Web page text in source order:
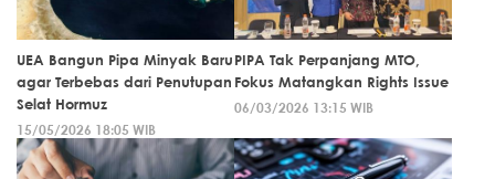
UEA Bangun Pipa Minyak Baru
agar Terbebas dari Penutupan
Selat Hormuz
15/05/2026 18:05 WIB
PIPA Tak Perpanjang MTO,
Fokus Matangkan Rights Issue
06/03/2026 13:15 WIB